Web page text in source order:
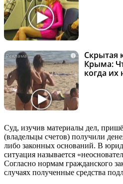
i
Скрытая
Крыма:
когда их
Суд, изучив материалы дел,
(владельцы счетов) получили
либо законных оснований. В
ситуация называется
Согласно нормам гражданского
случаях полученные средства